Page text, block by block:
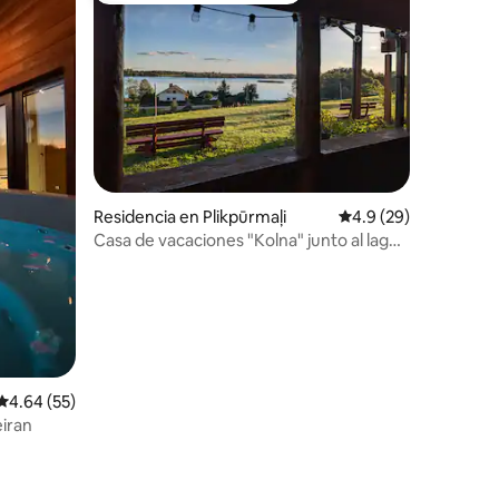
promedio: 4.64 de 5; 55 evaluaciones
4.64 (55)
Residencia en Plikpūrmaļi Calificación
4.9 (29)
Casa de vacaciones "Kolna" junto al lago